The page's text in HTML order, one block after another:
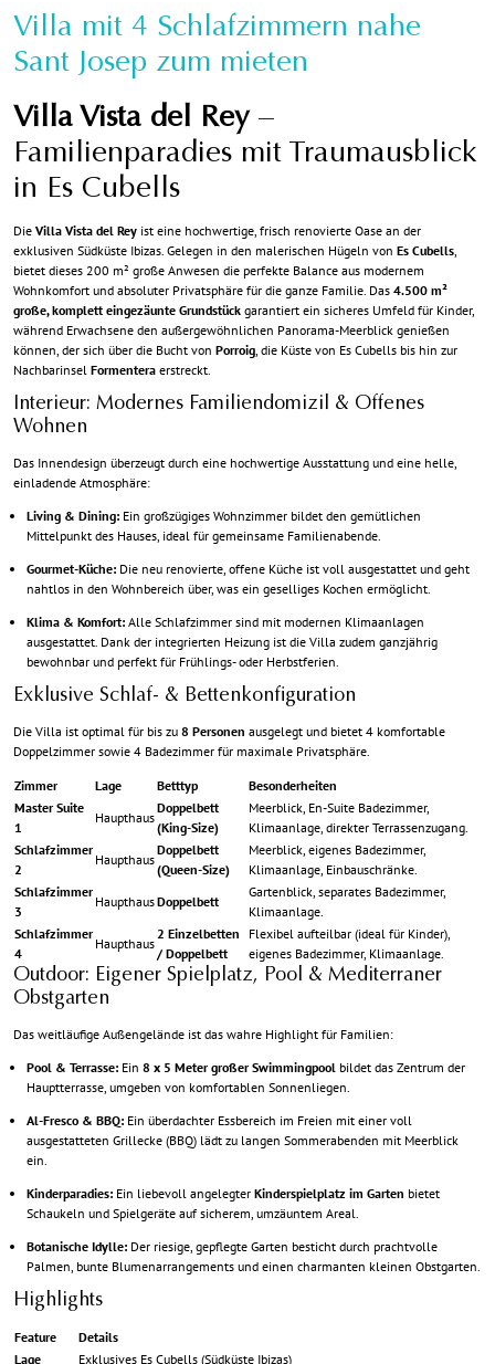
Villa mit 4 Schlafzimmern nahe
Sant Josep zum mieten
Villa Vista del Rey–
Familienparadies mit Traumausblick
in Es Cubells
Die Villa Vista del Rey ist eine hochwertige, frisch renovierte Oase an der
exklusiven Südküste Ibizas. Gelegen in den malerischen Hügeln von Es Cubells
bietet dieses 200 m² große Anwesen die perfekte Balance aus modernem
Wohnkomfort und absoluter Privatsphäre für die ganze Familie. Das 4.500 m²
große, komplett eingezäunte Grundstück garantiert ein sicheres Umfeld für Kinder,
während Erwachsene den außergewöhnlichen Panorama-Meerblick genießen
können, der sich über die Bucht von Porroig , die Küste von Es Cubells bis hin zur
Nachbarinsel Formentera erstreckt.
Interieur: Modernes Familiendomizil & Offenes
Wohnen
Das Innendesign überzeugt durch eine hochwertige Ausstattung und eine helle,
einladende Atmosphäre:
Living & Dining: Ein großzügiges Wohnzimmer bildet den gemütlichen
Mittelpunkt des Hauses, ideal für gemeinsame Familienabende.
Gourmet-Küche: Die neu renovierte, offene Küche ist voll ausgestattet und geht
nahtlos in den Wohnbereich über, was ein geselliges Kochen ermöglicht.
Klima & Komfort: Alle Schlafzimmer sind mit modernen Klimaanlagen
ausgestattet. Dank der integrierten Heizung ist die Villa zudem ganzjährig
bewohnbar und perfekt für Frühlings- oder Herbstferien.
Exklusive Schlaf- & Bettenkonfiguration
Die Villa ist optimal für bis zu 8 Personen ausgelegt und bietet 4 komfortable
Doppelzimmer sowie 4 Badezimmer für maximale Privatsphäre.
Zimmer Lage Betttyp
Besonderheiten
Master Suite
1
Haupthaus
Doppelbett
(King-Size)
Meerblick, En-Suite Badezimmer,
Klimaanlage, direkter Terrassenzugang.
Schlafzimmer
2
Haupthaus
Doppelbett
(Queen-Size)
Meerblick, eigenes Badezimmer,
Klimaanlage, Einbauschränke.
Schlafzimmer
3
HaupthausDoppelbett
Gartenblick, separates Badezimmer,
Klimaanlage.
Schlafzimmer
4
Haupthaus
2 Einzelbetten
/ Doppelbett
Flexibel aufteilbar (ideal für Kinder),
eigenes Badezimmer, Klimaanlage.
Outdoor: Eigener Spielplatz, Pool & Mediterraner
Obstgarten
Das weitläufige Außengelände ist das wahre Highlight für Familien:
Pool & Terrasse: Ein 8 x 5 Meter großer Swimmingpool bildet das Zentrum der
Hauptterrasse, umgeben von komfortablen Sonnenliegen.
Al-Fresco & BBQ: Ein überdachter Essbereich im Freien mit einer voll
ausgestatteten Grillecke (BBQ) lädt zu langen Sommerabenden mit Meerblick
ein.
Kinderparadies: Ein liebevoll angelegter Kinderspielplatz im Garten bietet
Schaukeln und Spielgeräte auf sicherem, umzäuntem Areal.
Botanische Idylle: Der riesige, gepflegte Garten besticht durch prachtvolle
Palmen, bunte Blumenarrangements und einen charmanten kleinen Obstgarten.
Highlights
Feature
Details
Lage
Exklusives Es Cubells (Südküste Ibizas)